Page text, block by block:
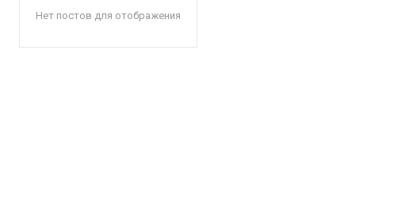
Нет постов для отображения